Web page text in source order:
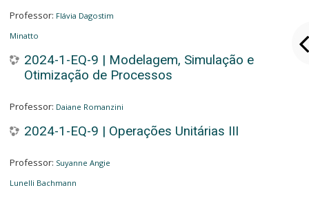
Professor: Flávia Dagostim
Minatto
2024-1-EQ-9 | Modelagem, Simulação e
Otimização de Processos
Professor: Daiane Romanzini
2024-1-EQ-9 | Operações Unitárias III
Professor: Suyanne Angie
Lunelli Bachmann